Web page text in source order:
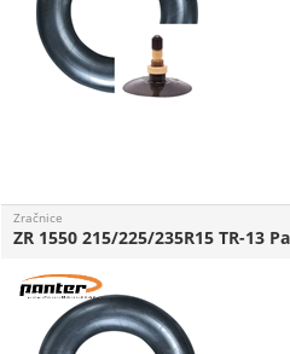
Zračnice
ZR 1550 215/225/235R15 TR-13